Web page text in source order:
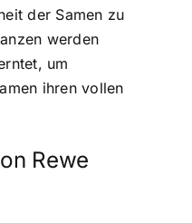
der Samen zu
werden
um
ihren vollen
Rewe